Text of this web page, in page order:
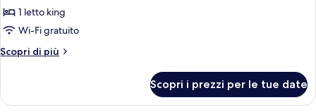
Doppia
Junior
1 letto king
Wi-Fi gratuito
Scopri di più
Altri
Junior
Scopri i prezzi per le tue date